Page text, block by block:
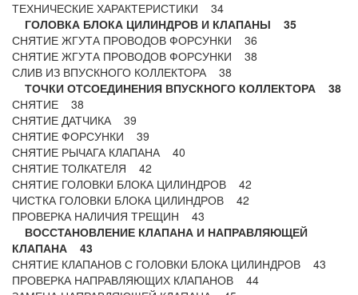
ТЕХНИЧЕСКИЕ ХАРАКТЕРИСТИКИ 34
ГОЛОВКА БЛОКА ЦИЛИНДРОВ И КЛАПАНЫ 35
СНЯТИЕ ЖГУТА ПРОВОДОВ ФОРСУНКИ 36
СНЯТИЕ ЖГУТА ПРОВОДОВ ФОРСУНКИ 38
СЛИВ ИЗ ВПУСКНОГО КОЛЛЕКТОРА 38
ТОЧКИ ОТСОЕДИНЕНИЯ ВПУСКНОГО КОЛЛЕКТОРА 38
СНЯТИЕ 38
СНЯТИЕ ДАТЧИКА 39
СНЯТИЕ ФОРСУНКИ 39
СНЯТИЕ РЫЧАГА КЛАПАНА 40
СНЯТИЕ ТОЛКАТЕЛЯ 42
СНЯТИЕ ГОЛОВКИ БЛОКА ЦИЛИНДРОВ 42
ЧИСТКА ГОЛОВКИ БЛОКА ЦИЛИНДРОВ 42
ПРОВЕРКА НАЛИЧИЯ ТРЕЩИН 43
ВОССТАНОВЛЕНИЕ КЛАПАНА И НАПРАВЛЯЮЩЕЙ
КЛАПАНА 43
СНЯТИЕ КЛАПАНОВ С ГОЛОВКИ БЛОКА ЦИЛИНДРОВ 43
ПРОВЕРКА НАПРАВЛЯЮЩИХ КЛАПАНОВ 44